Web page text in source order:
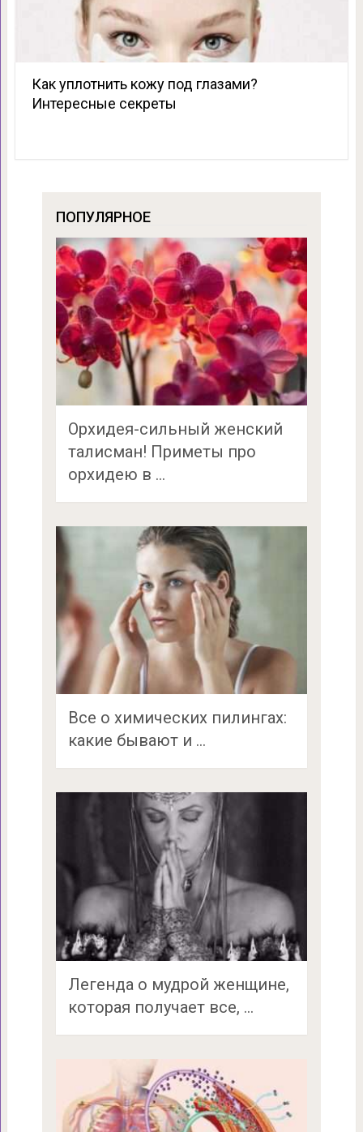
Как уплотнить кожу под глазами?
Интересные секреты
ПОПУЛЯРНОЕ
Орхидея-сильный женский
талисман! Приметы про
орхидею в …
Все о химических пилингах:
какие бывают и …
Легенда о мудрой женщине,
которая получает все, …